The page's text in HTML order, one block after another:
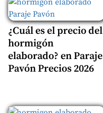
¿Cuál es el precio del
hormigón
elaborado? en Paraje
Pavón Precios 2026